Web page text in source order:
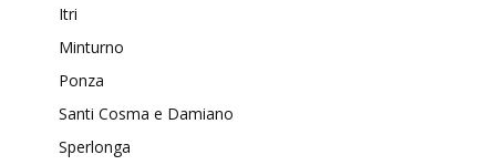
Itri
Minturno
Ponza
Santi Cosma e Damiano
Sperlonga